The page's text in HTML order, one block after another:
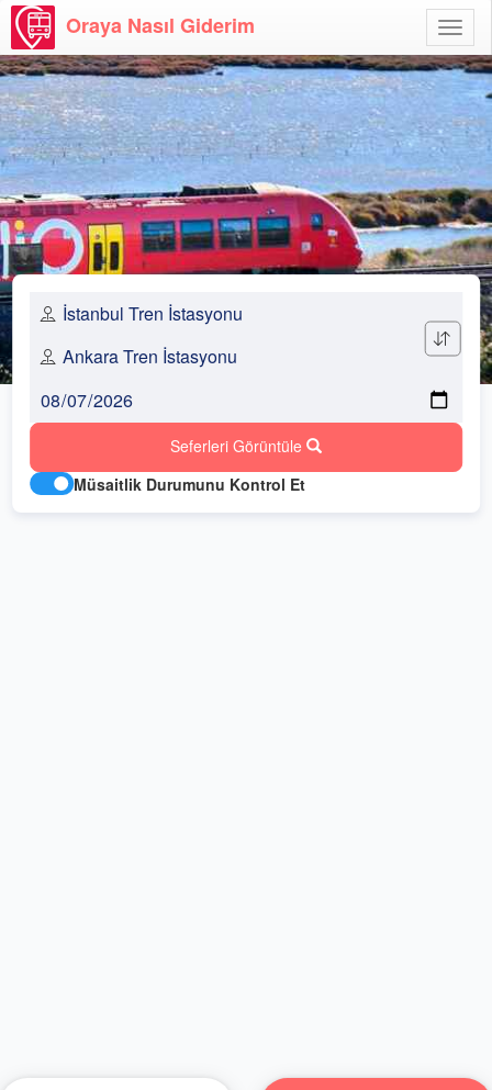
Aç
Oraya Nasıl Giderim
Seferleri Görüntüle
Müsaitlik Durumunu Kontrol Et